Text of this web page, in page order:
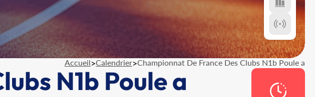
Accueil>Calendrier>Championnat De France Des Clubs N1b Poule a
N1b Poule a